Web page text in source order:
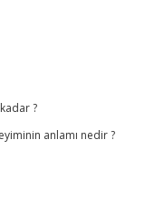
?
anlamı nedir ?